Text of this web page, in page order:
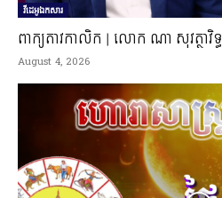
វីដេអូឯកសារ
ពាក្យតាវកាលិក | លោក ណា សុវត្ថាវិទ្ធ
August 4, 2026